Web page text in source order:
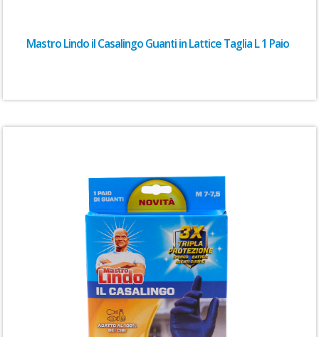
Mastro Lindo il Casalingo Guanti in Lattice Taglia L 1 Paio